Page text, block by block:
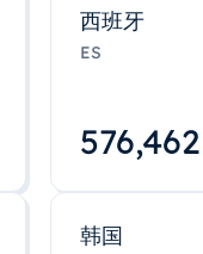
西班牙
ES
576,463
韩国